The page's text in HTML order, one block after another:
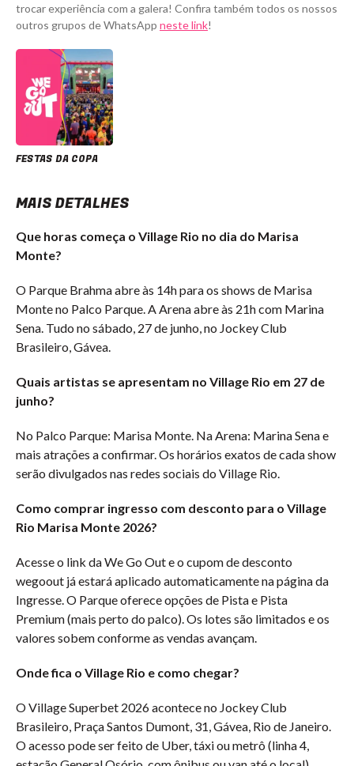
trocar experiência com a galera! Confira também todos os nossos
outros grupos de WhatsApp neste link!
FESTAS DA COPA
MAIS DETALHES
Que horas começa o Village Rio no dia do Marisa
Monte?
O Parque Brahma abre às 14h para os shows de Marisa
Monte no Palco Parque. A Arena abre às 21h com Marina
Sena. Tudo no sábado, 27 de junho, no Jockey Club
Brasileiro, Gávea.
Quais artistas se apresentam no Village Rio em 27 de
junho?
No Palco Parque: Marisa Monte. Na Arena: Marina Sena e
mais atrações a confirmar. Os horários exatos de cada show
serão divulgados nas redes sociais do Village Rio.
Como comprar ingresso com desconto para o Village
Rio Marisa Monte 2026?
Acesse o link da We Go Out e o cupom de desconto
wegoout já estará aplicado automaticamente na página da
Ingresse. O Parque oferece opções de Pista e Pista
Premium (mais perto do palco). Os lotes são limitados e os
valores sobem conforme as vendas avançam.
Onde fica o Village Rio e como chegar?
O Village Superbet 2026 acontece no Jockey Club
Brasileiro, Praça Santos Dumont, 31, Gávea, Rio de Janeiro.
O acesso pode ser feito de Uber, táxi ou metrô (linha 4,